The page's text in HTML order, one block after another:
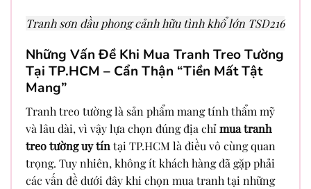
Tranh sơn dầu phong cảnh hữu tình khổ lớn TSD216
Những Vấn Đề Khi Mua Tranh Treo Tường
Tại TP.HCM – Cẩn Thận “Tiền Mất Tật
Mang”
Tranh treo tường là sản phẩm mang tính thẩm mỹ
và lâu dài, vì vậy lựa chọn đúng địa chỉmua tranh
treo tường uy tín tại TP.HCM là điều vô cùng quan
trọng. Tuy nhiên, không ít khách hàng đã gặp phải
các vấn đề dưới đây khi chọn mua tranh tại những